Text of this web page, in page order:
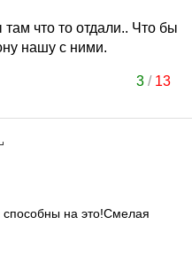
что то отдали.. Что бы
нашу с ними.
3 / 13
на это!Смелая